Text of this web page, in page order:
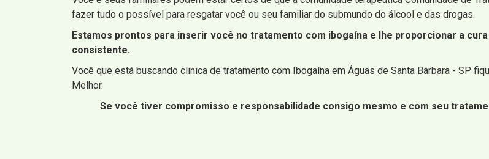
fazer tudo o possível para resgatar você ou seu familiar do submundo do álcool e das drogas.
Estamos prontos para inserir você no tratamento com ibogaína e lhe proporcionar a
consistente.
Você que está buscando clinica de tratamento com Ibogaína em Águas de Santa Bárbara - SP
Melhor.
Se você tiver compromisso e responsabilidade consigo mesmo e com seu